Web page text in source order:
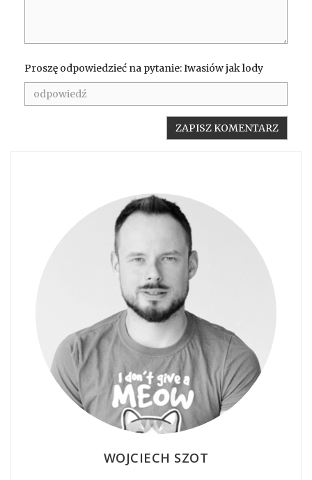
Proszę odpowiedzieć na pytanie: Iwasiów jak lody
WOJCIECH SZOT